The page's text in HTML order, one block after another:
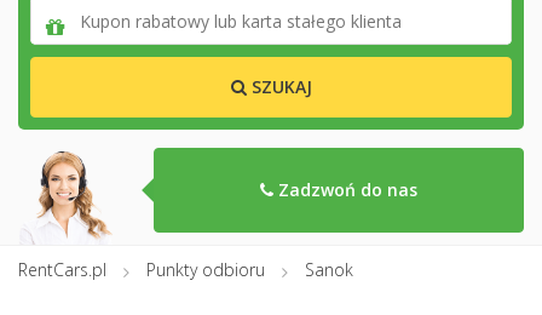
SZUKAJ
Zadzwoń do nas
RentCars.pl Punkty odbioru Sanok